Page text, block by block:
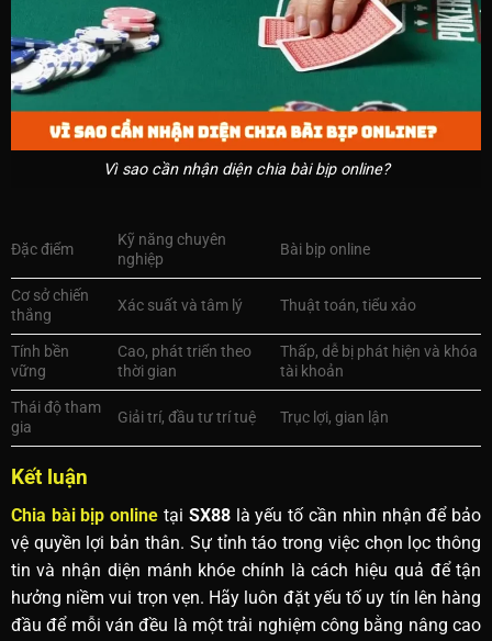
Vì sao cần nhận diện chia bài bịp online?
Đặc điểm
Kỹ năng chuyên
nghiệp
Bài bịp online
Cơ sở chiến
thắng
Xác suất và tâm lý Thuật toán, tiểu xảo
Tính bền
vững
Cao, phát triển theo
thời gian
Thấp, dễ bị phát hiện và khóa
tài khoản
Thái độ tham
gia
Giải trí, đầu tư trí tuệ Trục lợi, gian lận
Kết luận
Chia bài bịp online tại SX88 là yếu tố cần nhìn nhận để bảo
vệ quyền lợi bản thân. Sự tỉnh táo trong việc chọn lọc thông
tin và nhận diện mánh khóe chính là cách hiệu quả để tận
hưởng niềm vui trọn vẹn. Hãy luôn đặt yếu tố uy tín lên hàng
đầu để mỗi ván đều là một trải nghiệm công bằng nâng cao